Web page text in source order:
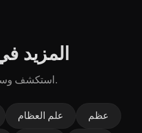
المزيد
استكشف وسومًا قريبة في الطب والمختبر.
علم العظام عظم